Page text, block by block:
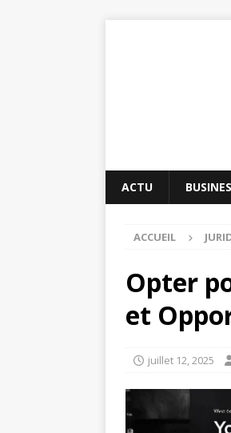
ACTU
ACCUEIL
Opter
et
juillet 12, 2025